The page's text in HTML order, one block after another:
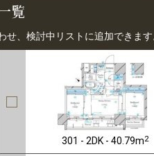
覧
、検討中リストに追加できます
301 - 2DK - 40.79m2